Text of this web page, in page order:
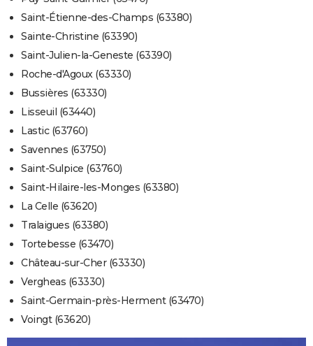
Saint-Étienne-des-Champs (63380)
Sainte-Christine (63390)
Saint-Julien-la-Geneste (63390)
Roche-d'Agoux (63330)
Bussières (63330)
Lisseuil (63440)
Lastic (63760)
Savennes (63750)
Saint-Sulpice (63760)
Saint-Hilaire-les-Monges (63380)
La Celle (63620)
Tralaigues (63380)
Tortebesse (63470)
Château-sur-Cher (63330)
Vergheas (63330)
Saint-Germain-près-Herment (63470)
Voingt (63620)